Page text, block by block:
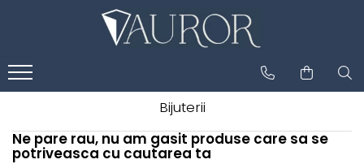
Bijuterii
Ne pare rau, nu am gasit produse care sa se
potriveasca cu cautarea ta